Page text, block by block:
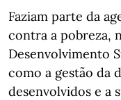
Faziam parte da
contra a pobreza,
Desenvolvimento
como a gestão da
desenvolvidos e a